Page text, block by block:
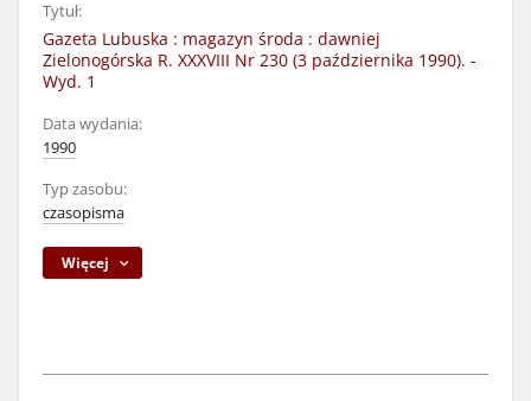
Tytuł:
Gazeta Lubuska : magazyn środa : dawniej
Zielonogórska R. XXXVIII Nr 230 (3 października 1990). -
Wyd. 1
Data wydania:
1990
Typ zasobu:
czasopisma
Więcej